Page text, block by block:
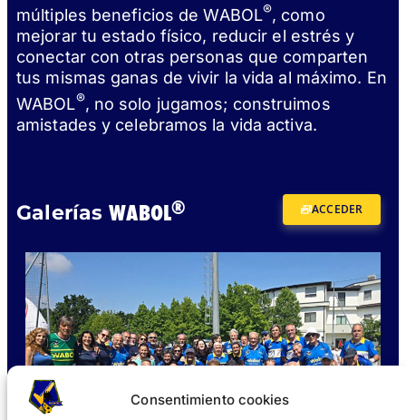
Consentimiento cookies
múltiples beneficios de WABOL®, como
mejorar tu estado físico, reducir el estrés y
conectar con otras personas que comparten
tus mismas ganas de vivir la vida al máximo. En
WABOL®, no solo jugamos; construimos
amistades y celebramos la vida activa.
GaleríasWABOL® ACCEDER